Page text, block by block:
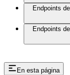
Endpoints
Endpoints
En esta página